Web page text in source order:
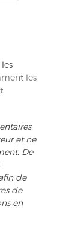
les
et ne
De
de
de
en